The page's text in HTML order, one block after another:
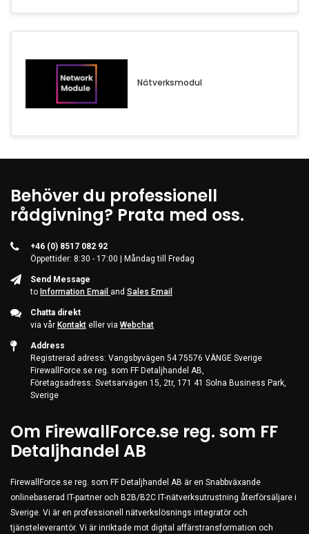
Nätverksmodul
Behöver du professionell
rådgivning? Prata med oss.
+46 (0) 8517 082 92
Öppettider: 8:30 - 17:00 | Måndag till Fredag
Send Message
to Information Email and Sales Email
Chatta direkt
via vår Kontakt eller via Webchat
Address
Registrerad adress: Vangsbyvägen 54 75576 VÄNGE Sverige
FirewallForce.se reg. som FF Detaljhandel AB,
Företagsadress: Svetsarvägen 15, 2tr, 171 41 Solna Business Park,
Sverige
Om FirewallForce.se reg. som FF
Detaljhandel AB
FirewallForce.se reg. som FF Detaljhandel AB är en Snabbväxande
onlinebaserad IT-partner och B2B/B2C IT-nätverksutrustning återförsäljare i
Sverige. Vi är en professionell nätverkslösnings integratör och
tjänsteleverantör. Vi är inriktade mot digital affärstransformation och